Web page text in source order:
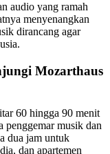
audio yang ramah
menyenangkan
dirancang agar
Mozarthaus
60 hingga 90 menit
penggemar musik dan
dua jam untuk
dan apartemen